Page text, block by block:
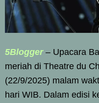
5Blogger – Upacara
meriah di Theatre du
(22/9/2025) malam
hari WIB. Dalam edisi